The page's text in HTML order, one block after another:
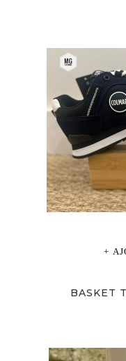
BASKET